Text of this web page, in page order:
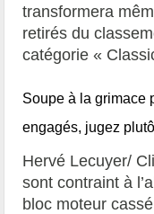
transformera
retirés du
catégorie «
Soupe à la grimace
engagés, jugez
Hervé Lecuyer/
sont contraint à
bloc moteur